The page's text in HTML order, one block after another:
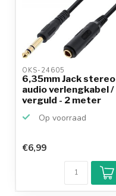
OKS-24605
6,35mm Jack stereo
audio verlengkabel /
verguld - 2 meter
Op voorraad
€6,99